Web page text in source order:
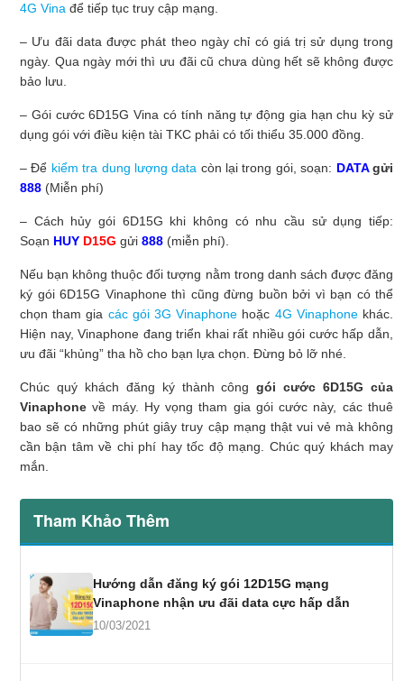
4G Vina để tiếp tục truy cập mạng.
– Ưu đãi data được phát theo ngày chỉ có giá trị sử dụng trong
ngày. Qua ngày mới thì ưu đãi cũ chưa dùng hết sẽ không được
bảo lưu.
– Gói cước 6D15G Vina có tính năng tự động gia hạn chu kỳ sử
dụng gói với điều kiện tài TKC phải có tối thiểu 35.000 đồng.
– Để kiểm tra dung lượng data còn lại trong gói, soạn: DATAgửi
888 (Miễn phí)
– Cách hủy gói 6D15G khi không có nhu cầu sử dụng tiếp:
Soạn HUY D15G gửi 888 (miễn phí).
Nếu bạn không thuộc đối tượng nằm trong danh sách được đăng
ký gói 6D15G Vinaphone thì cũng đừng buồn bởi vì bạn có thể
chọn tham gia các gói 3G Vinaphone hoặc 4G Vinaphonekhác.
Hiện nay, Vinaphone đang triển khai rất nhiều gói cước hấp dẫn,
ưu đãi “khủng” tha hồ cho bạn lựa chọn. Đừng bỏ lỡ nhé.
Chúc quý khách đăng ký thành cônggói cước 6D15G của
Vinaphone về máy. Hy vọng tham gia gói cước này, các thuê
bao sẽ có những phút giây truy cập mạng thật vui vẻ mà không
cần bận tâm về chi phí hay tốc độ mạng. Chúc quý khách may
mắn.
Tham Khảo Thêm
Hướng dẫn đăng ký gói 12D15G mạng
Vinaphone nhận ưu đãi data cực hấp dẫn
10/03/2021